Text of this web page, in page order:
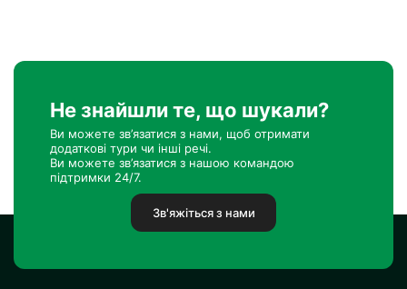
Не знайшли те, що шукали?
Ви можете зв’язатися з нами, щоб отримати
додаткові тури чи інші речі.
Ви можете зв’язатися з нашою командою
підтримки 24/7.
Зв'яжіться з нами